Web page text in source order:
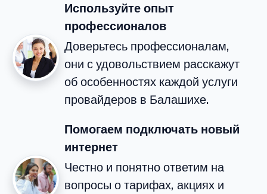
Используйте опыт
профессионалов
Доверьтесь профессионалам,
они с удовольствием расскажут
об особенностях каждой услуги
провайдеров в Балашихе.
Помогаем подключать новый
интернет
Честно и понятно ответим на
вопросы о тарифах, акциях и